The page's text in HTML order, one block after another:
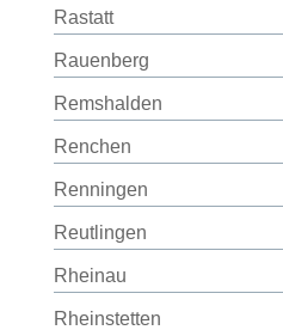
Rastatt
Rauenberg
Remshalden
Renchen
Renningen
Reutlingen
Rheinau
Rheinstetten